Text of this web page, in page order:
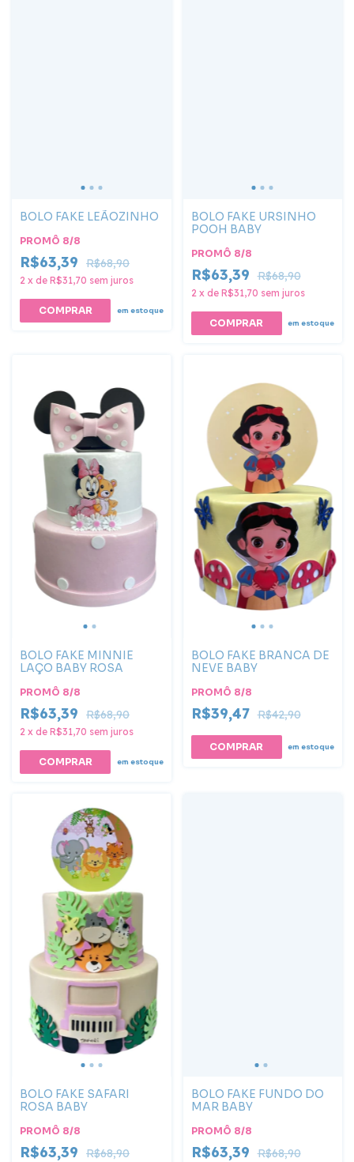
BOLO FAKE LEÃOZINHO
PROMÔ 8/8
R$63,39 R$68,90
2 x de R$31,70 sem juros
em estoque
BOLO FAKE URSINHO
POOH BABY
PROMÔ 8/8
R$63,39 R$68,90
2 x de R$31,70 sem juros
em estoque
BOLO FAKE MINNIE
LAÇO BABY ROSA
PROMÔ 8/8
R$63,39 R$68,90
2 x de R$31,70 sem juros
em estoque
BOLO FAKE BRANCA DE
NEVE BABY
PROMÔ 8/8
R$39,47 R$42,90
em estoque
BOLO FAKE SAFARI
ROSA BABY
PROMÔ 8/8
R$63,39 R$68,90
BOLO FAKE FUNDO DO
MAR BABY
PROMÔ 8/8
R$63,39 R$68,90